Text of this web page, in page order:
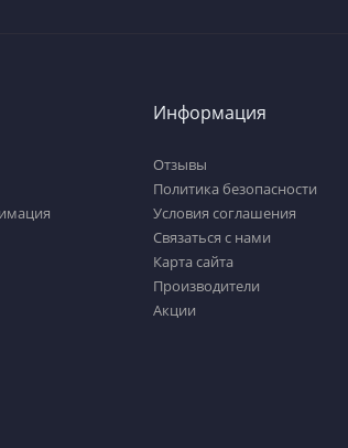
Информация
Отзывы
Политика безопасности
Условия соглашения
Связаться с нами
Карта сайта
Производители
Акции